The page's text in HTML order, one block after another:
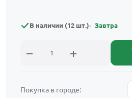
В наличии (12 шт.) Завтра
Покупка в городе: